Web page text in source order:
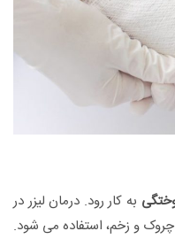
به کار رود. درمان لیزر در
و زخم، استفاده می شود.